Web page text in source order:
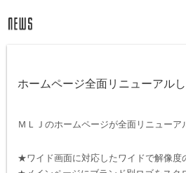
ホームページ全面リニューアルし
ＭＬＪのホームページが全面リニューア
★ワイド画面に対応したワイドで解像度